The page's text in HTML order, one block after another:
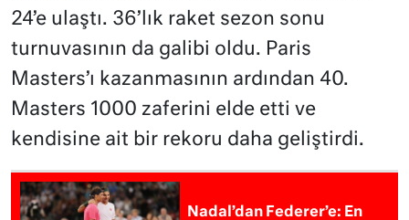
24’e ulaştı. 36’lık raket sezon sonu
turnuvasının da galibi oldu. Paris
Masters’ı kazanmasının ardından 40.
Masters 1000 zaferini elde etti ve
kendisine ait bir rekoru daha geliştirdi.
Nadal’dan Federer’e: En